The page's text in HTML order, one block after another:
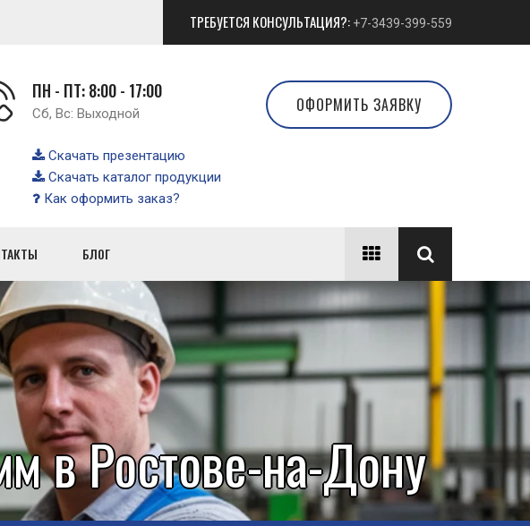
ТРЕБУЕТСЯ КОНСУЛЬТАЦИЯ?: +7-3439-399-559
ПН - ПТ: 8:00 - 17:00
Сб, Вс: Выходной
Скачать презентацию
Скачать каталог продукции
Как оформить заказ?
ОФОРМИТЬ ЗАЯВКУ
БЛОГ
в Ростове-на-Дону